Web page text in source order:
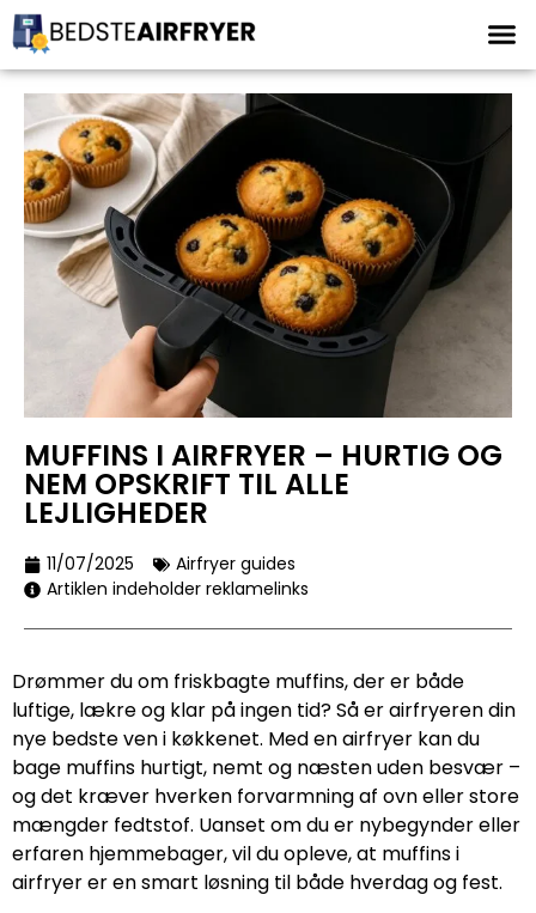
MUFFINS I AIRFRYER – HURTIG OG
NEM OPSKRIFT TIL ALLE
LEJLIGHEDER
11/07/2025
Airfryer guides
Artiklen indeholder reklamelinks
Drømmer du om friskbagte muffins, der er både
luftige, lækre og klar på ingen tid? Så er airfryeren din
nye bedste ven i køkkenet. Med en airfryer kan du
bage muffins hurtigt, nemt og næsten uden besvær –
og det kræver hverken forvarmning af ovn eller store
mængder fedtstof. Uanset om du er nybegynder eller
erfaren hjemmebager, vil du opleve, at muffins i
airfryer er en smart løsning til både hverdag og fest.